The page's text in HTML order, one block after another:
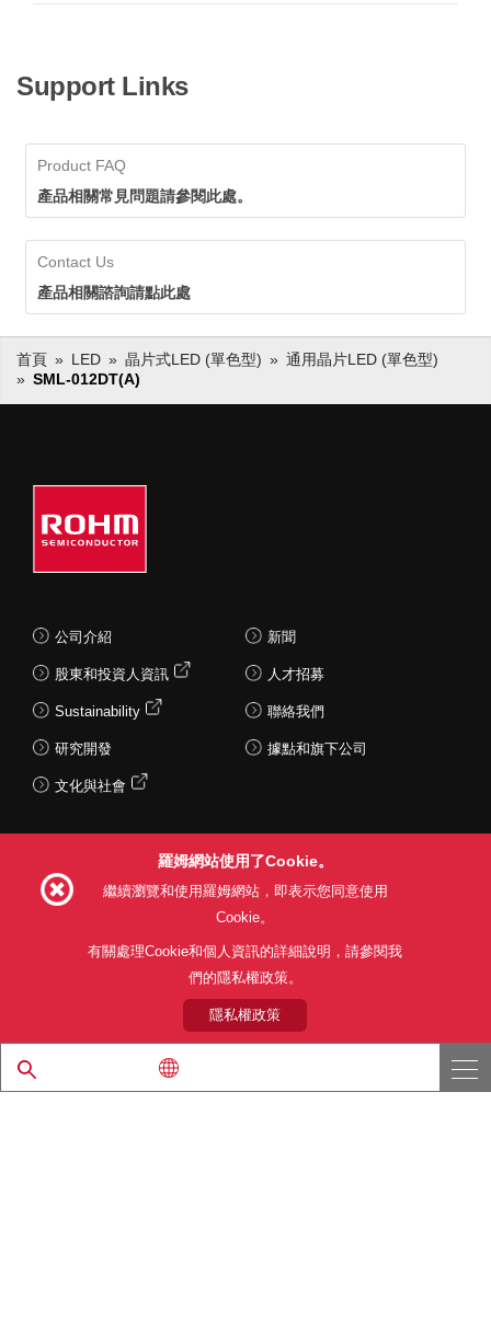
Support Links
Product FAQ
產品相關常見問題請參閱此處。
Contact Us
產品相關諮詢請點此處
首頁 LED 晶片式LED (單色型)
通用晶片LED (單色型)
SML-012DT(A)
公司介紹
股東和投資人資訊
Sustainability
研究開發
文化與社會
新聞
人才招募
聯絡我們
據點和旗下公司
利用目的 隱私權政策
關於本公司產品銷售之標準條款(PDF)
© 1997 - 2026 ROHM CO., LTD. ALL RIGHTS RESERVED.
羅姆網站使用了Cookie。
繼續瀏覽和使用羅姆網站，即表示您同意使用
Cookie。
有關處理Cookie和個人資訊的詳細說明，請參閱我
們的隱私權政策。
隱私權政策